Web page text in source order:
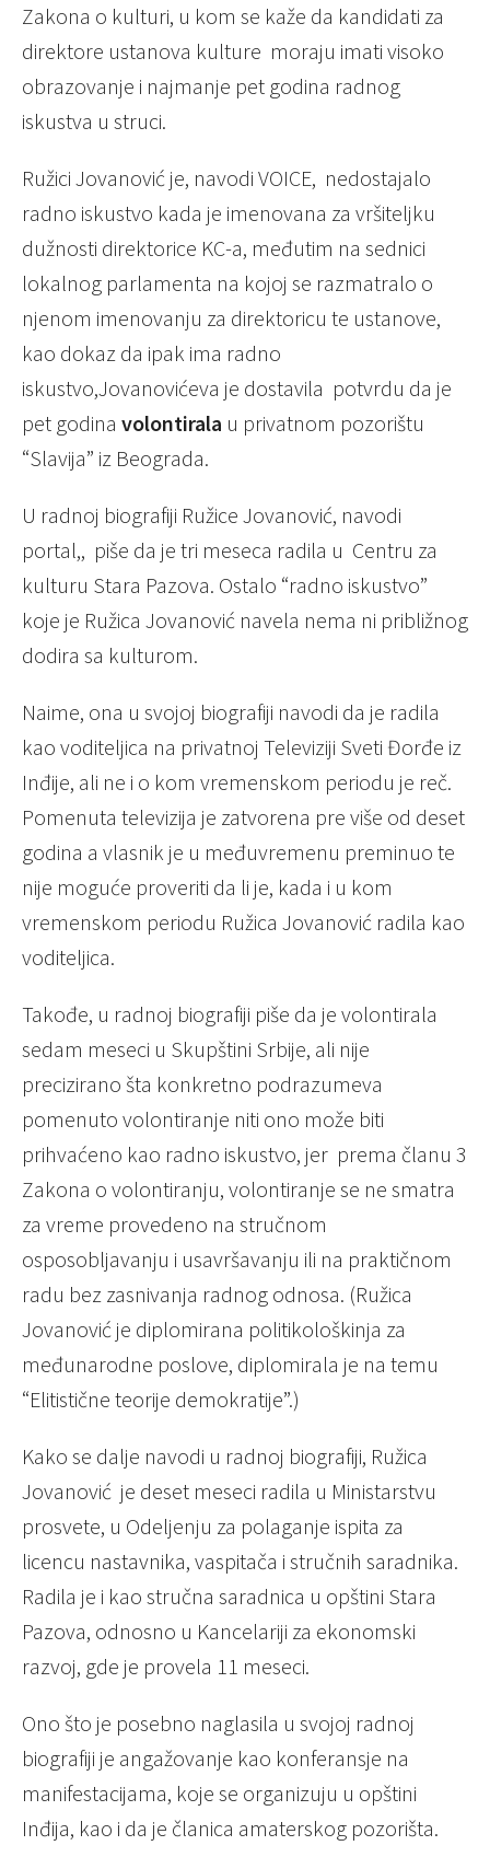
Zakona o kulturi, u kom se kaže da kandidati za
direktore ustanova kulture moraju imati visoko
obrazovanje i najmanje pet godina radnog
iskustva u struci.
Ružici Jovanović je, navodi VOICE, nedostajalo
radno iskustvo kada je imenovana za vršiteljku
dužnosti direktorice KC-a, međutim na sednici
lokalnog parlamenta na kojoj se razmatralo o
njenom imenovanju za direktoricu te ustanove,
kao dokaz da ipak ima radno
iskustvo,Jovanovićeva je dostavila potvrdu da je
pet godina volontirala u privatnom pozorištu
“Slavija” iz Beograda.
U radnoj biografiji Ružice Jovanović, navodi
portal,, piše da je tri meseca radila u Centru za
kulturu Stara Pazova. Ostalo “radno iskustvo”
koje je Ružica Jovanović navela nema ni približnog
dodira sa kulturom.
Naime, ona u svojoj biografiji navodi da je radila
kao voditeljica na privatnoj Televiziji Sveti Đorđe iz
Inđije, ali ne i o kom vremenskom periodu je reč.
Pomenuta televizija je zatvorena pre više od deset
godina a vlasnik je u međuvremenu preminuo te
nije moguće proveriti da li je, kada i u kom
vremenskom periodu Ružica Jovanović radila kao
voditeljica.
Takođe, u radnoj biografiji piše da je volontirala
sedam meseci u Skupštini Srbije, ali nije
precizirano šta konkretno podrazumeva
pomenuto volontiranje niti ono može biti
prihvaćeno kao radno iskustvo, jer prema članu 3
Zakona o volontiranju, volontiranje se ne smatra
za vreme provedeno na stručnom
osposobljavanju i usavršavanju ili na praktičnom
radu bez zasnivanja radnog odnosa. (Ružica
Jovanović je diplomirana politikološkinja za
međunarodne poslove, diplomirala je na temu
“Elitistične teorije demokratije”.)
Kako se dalje navodi u radnoj biografiji, Ružica
Jovanović je deset meseci radila u Ministarstvu
prosvete, u Odeljenju za polaganje ispita za
licencu nastavnika, vaspitača i stručnih saradnika.
Radila je i kao stručna saradnica u opštini Stara
Pazova, odnosno u Kancelariji za ekonomski
razvoj, gde je provela 11 meseci.
Ono što je posebno naglasila u svojoj radnoj
biografiji je angažovanje kao konferansje na
manifestacijama, koje se organizuju u opštini
Inđija, kao i da je članica amaterskog pozorišta.